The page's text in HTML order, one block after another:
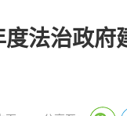
法治政府